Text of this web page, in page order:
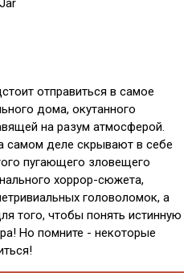
отправиться в самое
дома, окутанного
на разум атмосферой.
самом деле скрывают в себе
пугающего зловещего
хоррор-сюжета,
головоломок, а
того, чтобы понять истинную
Но помните - некоторые